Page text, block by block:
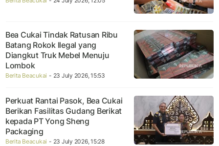
Bea Cukai Tindak Ratusan Ribu
Batang Rokok Ilegal yang
Diangkut Truk Mebel Menuju
Lombok
Berita Beacukai - 23 July 2026, 15:53
Perkuat Rantai Pasok, Bea Cukai
Berikan Fasilitas Gudang Berikat
kepada PT Yong Sheng
Packaging
Berita Beacukai - 23 July 2026, 15:28